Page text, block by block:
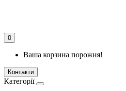
0
Ваша корзина порожня!
Контакти
Категорії